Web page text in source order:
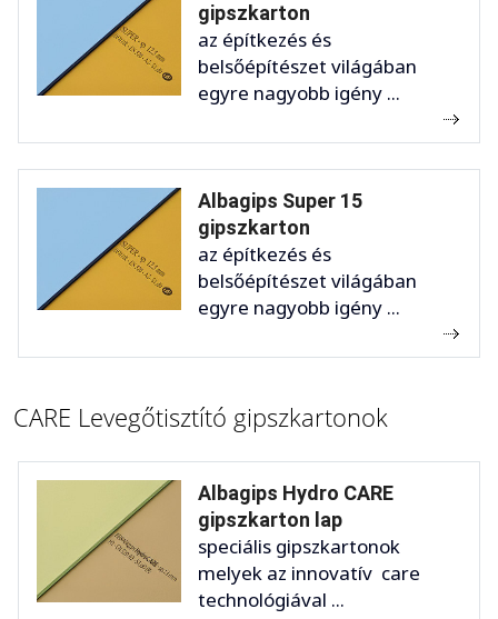
gipszkarton
az építkezés és
belsőépítészet világában
egyre nagyobb igény ...
Albagips Super 15
gipszkarton
az építkezés és
belsőépítészet világában
egyre nagyobb igény ...
CARE Levegőtisztító gipszkartonok
Albagips Hydro CARE
gipszkarton lap
speciális gipszkartonok
melyek az innovatív care
technológiával ...